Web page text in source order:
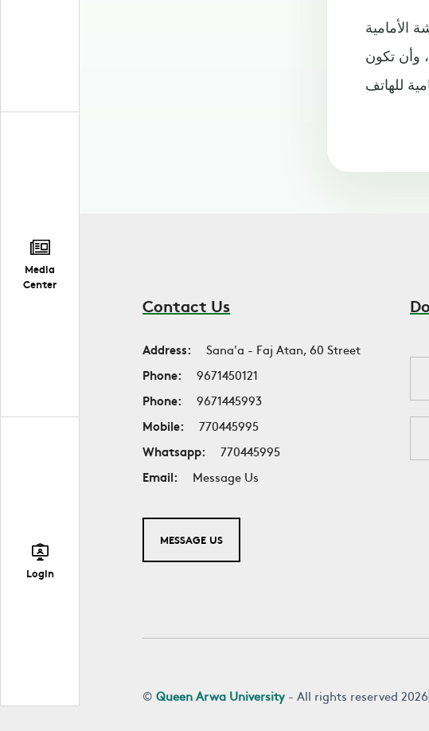
Media
Center
Login
الأمامية
وأن تكون
Contact Us
Address:
Sana'a - Faj Atan, 60 Street
Phone:
9671450121
Phone:
9671445993
Mobile:
770445995
Whatsapp:
770445995
Email:
Message Us
MESSAGE US
©Queen Arwa University - All rights reserved 2026